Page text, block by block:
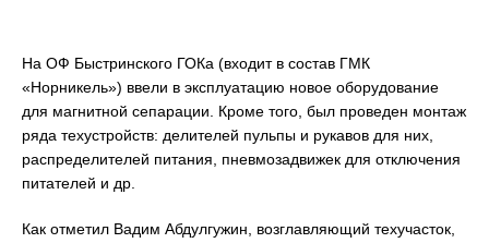
На ОФ Быстринского ГОКа (входит в состав ГМК
«Норникель») ввели в эксплуатацию новое оборудование
для магнитной сепарации. Кроме того, был проведен монтаж
ряда техустройств: делителей пульпы и рукавов для них,
распределителей питания, пневмозадвижек для отключения
питателей и др.
Как отметил Вадим Абдулгужин, возглавляющий техучасток,